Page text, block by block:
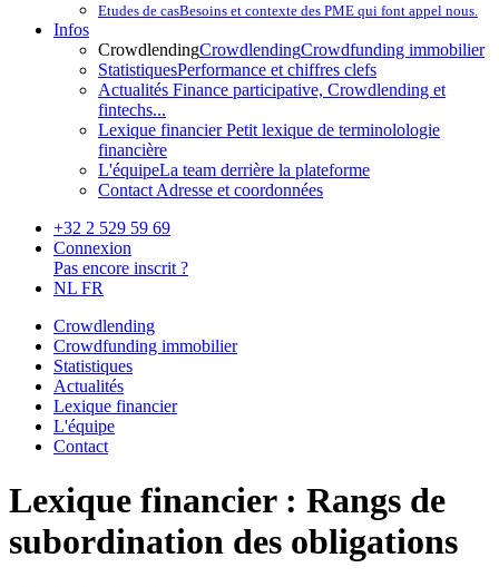
Etudes de casBesoins et contexte des PME qui font appel nous.
Infos
CrowdlendingCrowdlendingCrowdfunding immobilier
StatistiquesPerformance et chiffres clefs
Actualités Finance participative, Crowdlending et
fintechs...
Lexique financierPetit lexique de terminolologie
financière
L'équipeLa team derrière la plateforme
Contact Adresse et coordonnées
+32 2 529 59 69
Connexion
Pas encore inscrit ?
NL FR
Crowdlending
Crowdfunding immobilier
Statistiques
Actualités
Lexique financier
L'équipe
Contact
Lexique financier : Rangs de
subordination des obligations